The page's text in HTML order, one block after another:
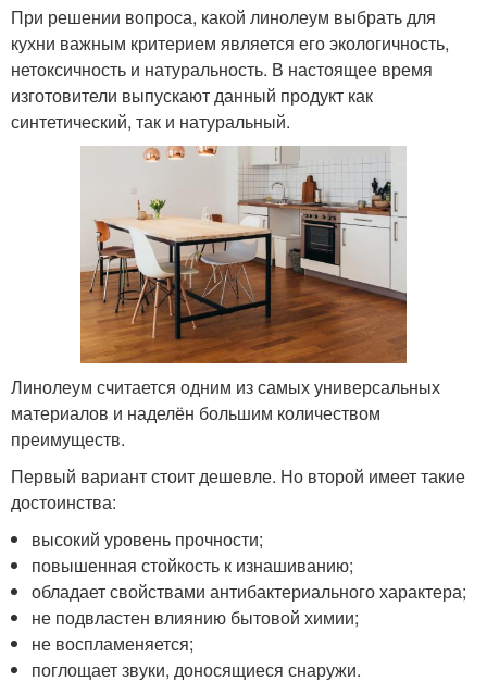
При решении вопроса, какой линолеум выбрать для
кухни важным критерием является его экологичность,
нетоксичность и натуральность. В настоящее время
изготовители выпускают данный продукт как
синтетический, так и натуральный.
Линолеум считается одним из самых универсальных
материалов и наделён большим количеством
преимуществ.
Первый вариант стоит дешевле. Но второй имеет такие
достоинства:
высокий уровень прочности;
повышенная стойкость к изнашиванию;
обладает свойствами антибактериального характера;
не подвластен влиянию бытовой химии;
не воспламеняется;
поглощает звуки, доносящиеся снаружи.